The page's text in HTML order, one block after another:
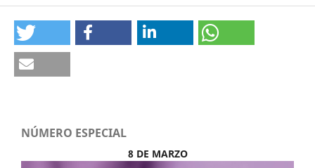
NÚMERO ESPECIAL
8 DE MARZO